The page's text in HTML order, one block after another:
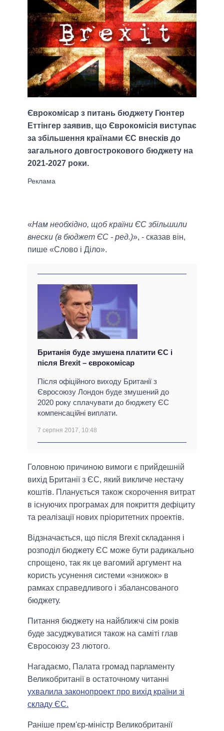
Єврокомісар з питань бюджету Гюнтер
Еттінгер заявив, що Єврокомісія виступає
за збільшення країнами ЄС внесків до
загального довгострокового бюджету на
2021-2027 роки.
«Нам необхідно, щоб країни ЄС збільшили
внески (в бюджет ЄС - ред.)», - сказав він,
пише «Слово і Діло».
Британія буде змушена платити ЄС і
після Brexit – єврокомісар
Після офіційного виходу Британії з
Євросоюзу Лондон буде змушений до
2020 року сплачувати до бюджету ЄС
компенсаційні виплати.
7 серпня 2017, 10:48
Головною причиною вимоги є прийдешній
вихід Британії з ЄС, який викличе нестачу
коштів. Планується також скорочення витрат
в існуючих програмах для покриття дефіциту
та реалізації нових пріоритетних проектів.
Відзначається, що після Brexit складання і
розподіл бюджету ЄС може бути радикально
спрощено, так як це вагомий аргумент на
користь усунення системи «знижок» в
рамках справедливого і збалансованого
бюджету.
Питання бюджету на найближчі сім років
буде засуджуватися також на саміті глав
Євросоюзу 23 лютого.
Нагадаємо, Палата громад парламенту
Великобританії в остаточному читанні
ухвалила законопроект про вихід країни зі
складу ЄС.
Раніше прем'єр-міністр Великобританії